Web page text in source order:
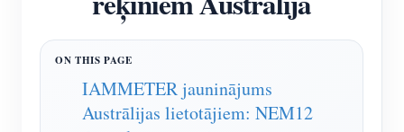
WiFi barošanas kontrolieris
IAMMETER Cloud Pro
Pašmitināšanas pakalpojums
EV lādētājs
IAMMETER jauninājums
Austrālijas lietotājiem: NEM12